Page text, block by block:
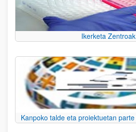
Ikerketa Zentroak
Kanpoko talde eta proiektuetan